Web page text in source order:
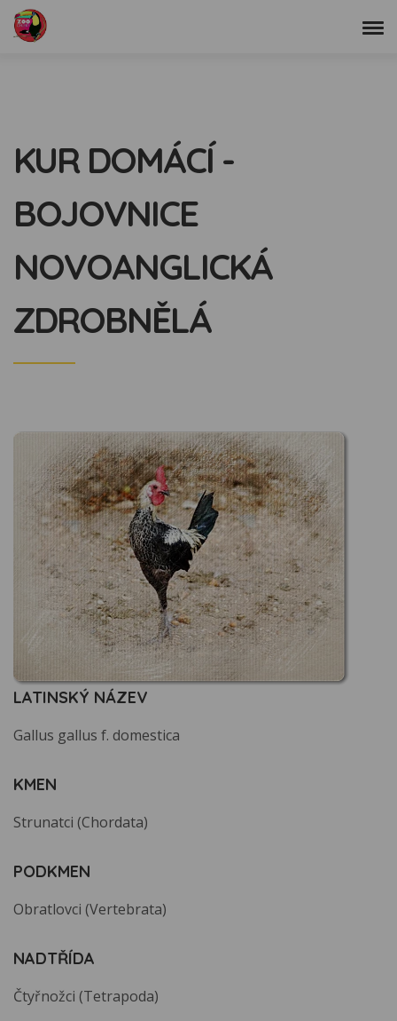
KUR DOMÁCÍ -
BOJOVNICE
NOVOANGLICKÁ
ZDROBNĚLÁ
LATINSKÝ NÁZEV
Gallus gallus f. domestica
KMEN
Strunatci (Chordata)
PODKMEN
Obratlovci (Vertebrata)
NADTŘÍDA
Čtyřnožci (Tetrapoda)